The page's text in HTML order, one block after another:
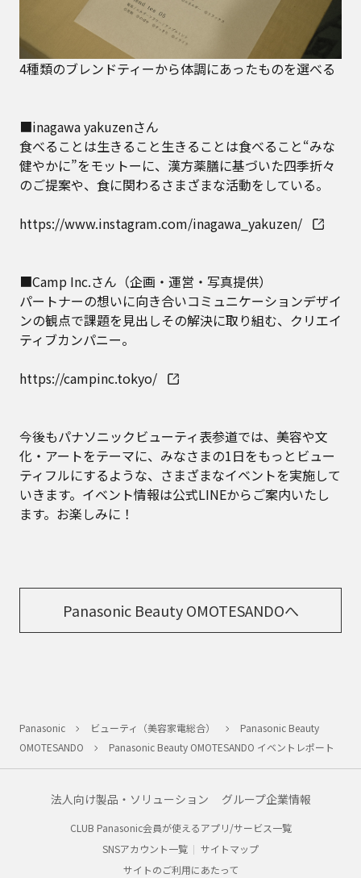
4種類のブレンドティーから体調にあったものを選べる
■inagawa yakuzenさん
食べることは生きること生きることは食べること“みな
健やかに”をモットーに、漢方薬膳に基づいた四季折々
のご提案や、食に関わるさまざまな活動をしている。
https://www.instagram.com/inagawa_yakuzen/
■Camp Inc.さん（企画・運営・写真提供）
パートナーの想いに向き合いコミュニケーションデザイ
ンの観点で課題を見出しその解決に取り組む、クリエイ
ティブカンパニー。
https://campinc.tokyo/
今後もパナソニックビューティ表参道では、美容や文
化・アートをテーマに、みなさまの1日をもっとビュー
ティフルにするような、さまざまなイベントを実施して
いきます。イベント情報は公式LINEからご案内いたし
ます。お楽しみに！
Panasonic Beauty OMOTESANDOへ
Panasonic ビューティ（美容家電総合）
Panasonic Beauty
OMOTESANDO
Panasonic Beauty OMOTESANDO イベントレポート
法人向け製品・ソリューション グループ企業情報
CLUB Panasonic会員が使えるアプリ/サービス一覧
SNSアカウント一覧
サイトマップ
サイトのご利用にあたって